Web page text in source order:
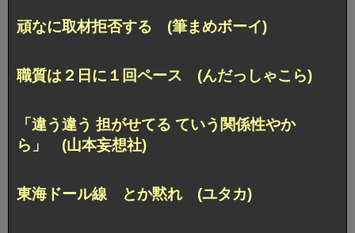
頑なに取材拒否する (筆まめボーイ)
職質は２日に１回ペース (んだっしゃこら)
「違う違う 担がせてる ていう関係性やか
ら」 (山本妄想社)
東海ドール線 とか黙れ (ユタカ)